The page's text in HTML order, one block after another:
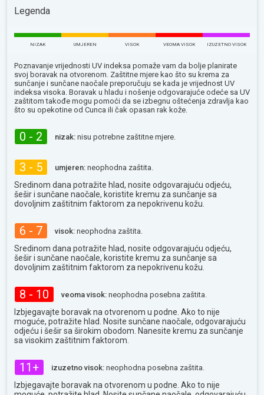
Legenda
NIZAK UMJEREN VISOK VEOMA VISOK IZUZETNO VISOK
Poznavanje vrijednosti UV indeksa pomaže vam da bolje planirate
svoj boravak na otvorenom. Zaštitne mjere kao što su krema za
sunčanje i sunčane naočale preporučuju se kada je vrijednost UV
indeksa visoka. Boravak u hladu i nošenje odgovarajuće odeće sa UV
zaštitom takođe mogu pomoći da se izbegnu oštećenja zdravlja kao
što su opekotine od Сunca ili čak opasan rak kože.
0 - 2 nizak: nisu potrebne zaštitne mjere.
3 - 5 umjeren: neophodna zaštita.
Sredinom dana potražite hlad, nosite odgovarajuću odjeću,
šešir i sunčane naočale, koristite kremu za sunčanje sa
dovoljnim zaštitnim faktorom za nepokrivenu kožu.
6 - 7 visok: neophodna zaštita.
Sredinom dana potražite hlad, nosite odgovarajuću odjeću,
šešir i sunčane naočale, koristite kremu za sunčanje sa
dovoljnim zaštitnim faktorom za nepokrivenu kožu.
8 - 10 veoma visok: neophodna posebna zaštita.
Izbjegavajte boravak na otvorenom u podne. Ako to nije
moguće, potražite hlad. Nosite sunčane naočale, odgovarajuću
odjeću i šešir sa širokim obodom. Nanesite kremu za sunčanje
sa visokim zaštitnim faktorom.
11+ izuzetno visok: neophodna posebna zaštita.
Izbjegavajte boravak na otvorenom u podne. Ako to nije